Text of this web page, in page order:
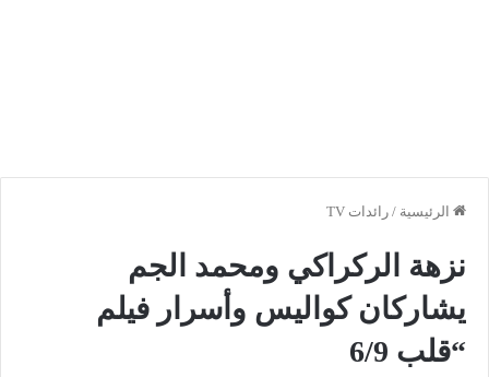
الرئيسية / رائدات TV
نزهة الركراكي ومحمد الجم
يشاركان كواليس وأسرار فيلم
“قلب 6/9